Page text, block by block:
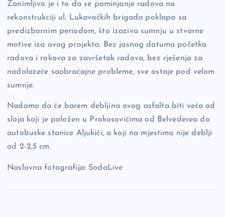
Zanimljivo je i to da se pominjanje radova na
rekonstrukciji ul. Lukavačkih brigada poklapa sa
predizbornim periodom, što izaziva sumnju u stvarne
motive iza ovog projekta. Bez jasnog datuma početka
radova i rokova za završetak radova, bez rješenja za
nadolazeće saobraćajne probleme, sve ostaje pod velom
sumnje.
Nadamo da će barem debljina ovog asfalta biti veća od
sloja koji je položen u Prokosovićima od Belvederea do
autobuske stanice Aljukići, a koji na mjestima nije deblji
od 2-2,5 cm.
Naslovna fotografija: SodaLive